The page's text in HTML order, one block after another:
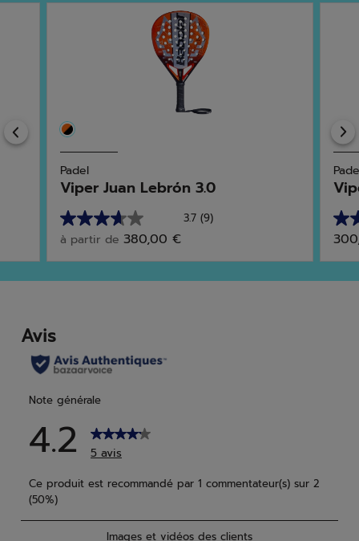
Previous
Padel
Viper Juan Lebrón 3.0
3.7 (9)
3.7
sur
5
étoiles.
à partir de 380,00 €
5.0
sur
5